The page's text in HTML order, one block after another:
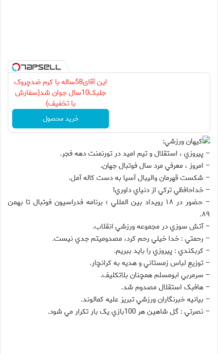
این آقای58ساله با کرم ضدچروک
جلبک10سال جوان شد(سفارش
با تخفیف)
خرید محصول
کيهان ورزشي:
– پيروزي ، استقلال و تيم اميد در تورنمنت دهه فجر.
– امروز ، معرفي مرد سال فوتبال جهان.
– شکست قهرمان واليبال آسيا به دست کاله آمل.
– خداحافظي ترکي از دنياي داوري!
– حضور در ۱۸ رويداد بين المللي ؛ برنامه فدراسيون فوتبال تا بهمن
۸۹.
– آتش سوزي در مجموعه ورزشي انقلاب.
– رحمتي : خدا خيلي رحم کرد، مصدوميتم جدي نيست.
– کربکندي : پيروزي را بايد ببريم.
– توزيع لباس زمستاني و هديه به کرانچار.
– سرمربي ابومسلم همچنان بلاتکليف.
– هافبک استقلال مصدوم شد.
– بيانيه خبرنگاران ورزشي تبريز عليه کمالوند.
– نصرتي : گل شاهين هر 100بازي يک بار تکرار مي شود.